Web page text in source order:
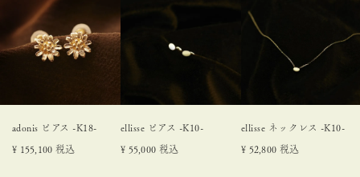
adonis ピアス -K18-
¥ 155,100 税込
ellisse ピアス -K10-
¥ 55,000 税込
ellisse ネックレス -K10-
¥ 52,800 税込